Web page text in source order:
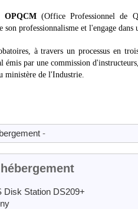
OPQCM(Office Professionnel de
son professionnalisme et l'engage dans
à travers un processus en
par une commission
ministère de l'Industrie.
-
Disk Station DS209+